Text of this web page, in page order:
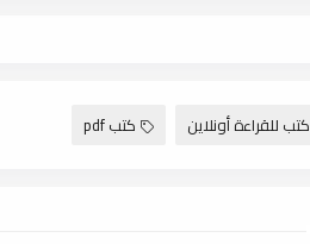
كتب للقراءة أونلاين كتب pdf